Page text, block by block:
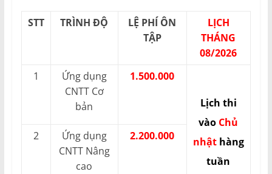
STT TRÌNH ĐỘ
LỆ PHÍ ÔN
TẬP
LỊCH
THÁNG
08/2026
1
Ứng dụng
CNTT Cơ
bản
1.500.000
Lịch thi
vào Chủ
nhật hàng
tuần
2
Ứng dụng
CNTT Nâng
cao
2.200.000